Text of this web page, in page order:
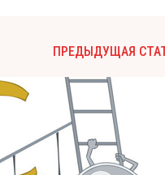
ПРЕДЫДУЩАЯ